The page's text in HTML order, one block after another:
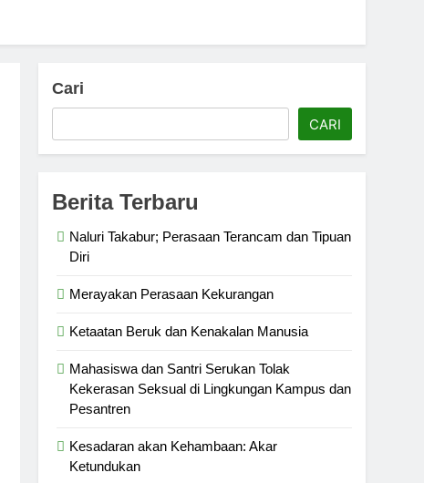
Cari
CARI
Berita Terbaru
Naluri Takabur; Perasaan Terancam dan Tipuan
Diri
Merayakan Perasaan Kekurangan
Ketaatan Beruk dan Kenakalan Manusia
Mahasiswa dan Santri Serukan Tolak
Kekerasan Seksual di Lingkungan Kampus dan
Pesantren
Kesadaran akan Kehambaan: Akar
Ketundukan